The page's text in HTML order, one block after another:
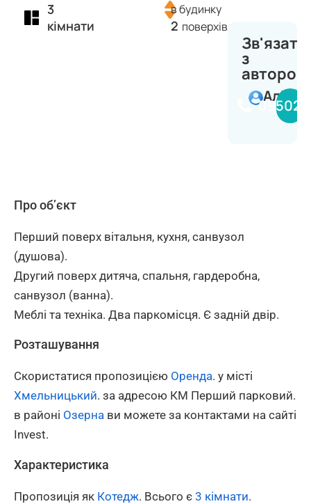
3
кімнати
в будинку
2 поверхів
з
автором
Аліна
Про об’єкт
Перший поверх вітальня, кухня, санвузол
(душова).
Другий поверх дитяча, спальня, гардеробна,
санвузол (ванна).
Меблі та техніка. Два паркомісця. Є задній двір.
Розташування
Скористатися пропозицією Оренда. у місті
Хмельницький. за адресою КМ Перший парковий.
в районі Озерна ви можете за контактами на сайті
Invest.
Характеристика
Пропозиція як Котедж. Всього є 3 кімнати.